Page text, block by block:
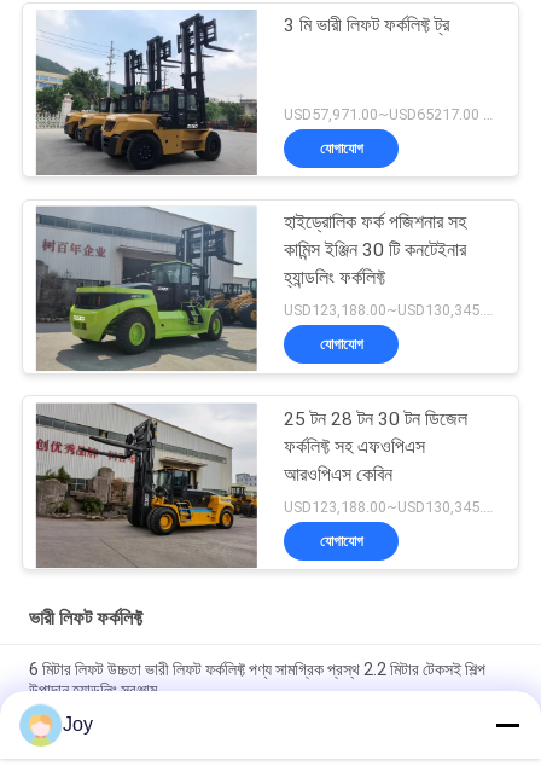
3 মি ভারী লিফট ফর্কলিফ্ট ট্র
যোগাযোগ
হাইড্রোলিক ফর্ক পজিশনার সহ
কামিন্স ইঞ্জিন 30 টি কনটেইনার
হ্যান্ডলিং ফর্কলিফ্ট
USD123,188.00~USD130,345.00/ Unit MOQ:1 একক
যোগাযোগ
25 টন 28 টন 30 টন ডিজেল
ফর্কলিফ্ট সহ এফওপিএস
আরওপিএস কেবিন
USD123,188.00~USD130,345.00/ Unit MOQ:1 একক
যোগাযোগ
ভারী লিফট ফর্কলিফ্ট
6 মিটার লিফট উচ্চতা ভারী লিফট ফর্কলিফ্ট পণ্য সামগ্রিক প্রস্থ 2.2 মিটার টেকসই শিল্প
উপাদান হ্যান্ডলিং সরঞ্জাম
বক্স টাইপ ইনার আউটার মাস্ট কাউন্টারব্যালেন্স ফর্কলিফ্ট সামগ্রিক আকার
৭২০০x২৫৫০x৩৪৬০মিমি গুদামঘরের জন্য হেভি ডিউটি ​​লিফটিং ভেহিকেল
Joy